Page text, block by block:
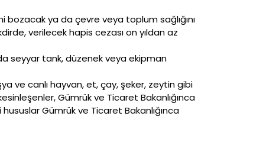
bozacak ya da çevre veya toplum sağlığını
verilecek hapis cezası on yıldan az
seyyar tank, düzenek veya ekipman
ve canlı hayvan, et, çay, şeker, zeytin gibi
Gümrük ve Ticaret Bakanlığınca
Gümrük ve Ticaret Bakanlığınca